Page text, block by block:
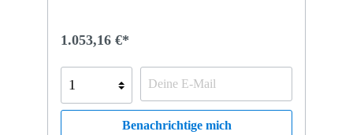
1.053,16 €*
Benachrichtige mich